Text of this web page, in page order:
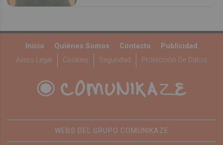
Inicio Quiénes Somos Contacto
Publicidad
Aviso Legal
Cookies Seguridad Protección De Datos
WEBS DEL GRUPO COMUNIKAZE